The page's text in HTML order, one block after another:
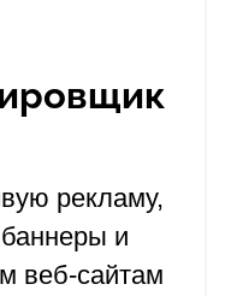
рекламу,
и
веб-сайтам